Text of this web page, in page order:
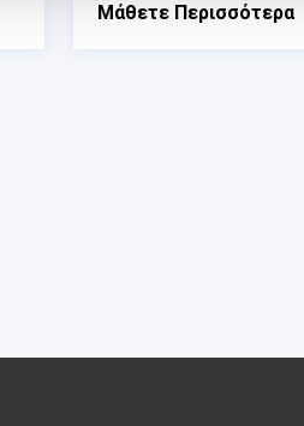
Μάθετε Περισσότερα